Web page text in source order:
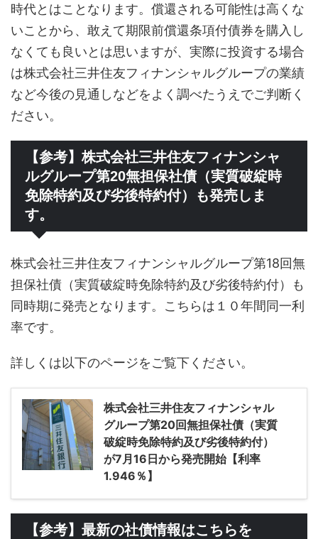
時代とはことなります。償還される可能性は高くな
いことから、敢えて期限前償還条項付債券を購入し
なくても良いとは思いますが、実際に投資する場合
は株式会社三井住友フィナンシャルグループの業績
など今後の見通しなどをよく調べたうえでご判断く
ださい。
【参考】株式会社三井住友フィナンシャ
ルグループ第20無担保社債（実質破綻時
免除特約及び劣後特約付）も発売しま
す。
株式会社三井住友フィナンシャルグループ第18回無
担保社債（実質破綻時免除特約及び劣後特約付）も
同時期に発売となります。こちらは１０年間同一利
率です。
詳しくは以下のページをご覧下ください。
株式会社三井住友フィナンシャル
グループ第20回無担保社債（実質
破綻時免除特約及び劣後特約付）
が7月16日から発売開始【利率
1.946％】
【参考】最新の社債情報はこちらを